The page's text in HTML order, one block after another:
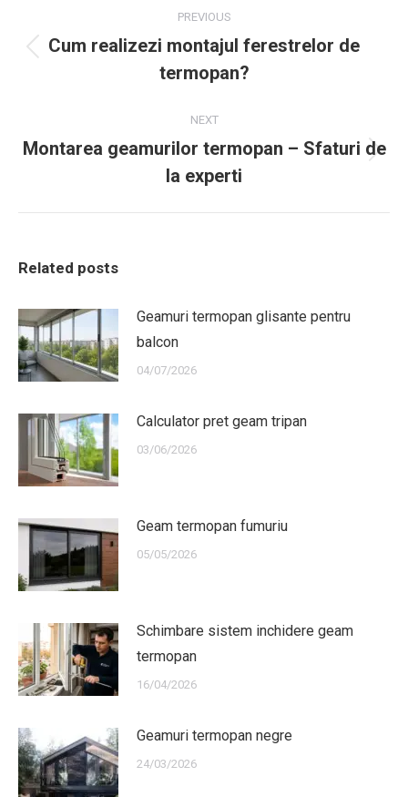
PREVIOUS
Previous
post:
Cum realizezi montajul ferestrelor de
termopan?
NEXT
Next
post:
Montarea geamurilor termopan – Sfaturi de
la experti
Related posts
Geamuri termopan glisante pentru
balcon
04/07/2026
Calculator pret geam tripan
03/06/2026
Geam termopan fumuriu
05/05/2026
Schimbare sistem inchidere geam
termopan
16/04/2026
Geamuri termopan negre
24/03/2026